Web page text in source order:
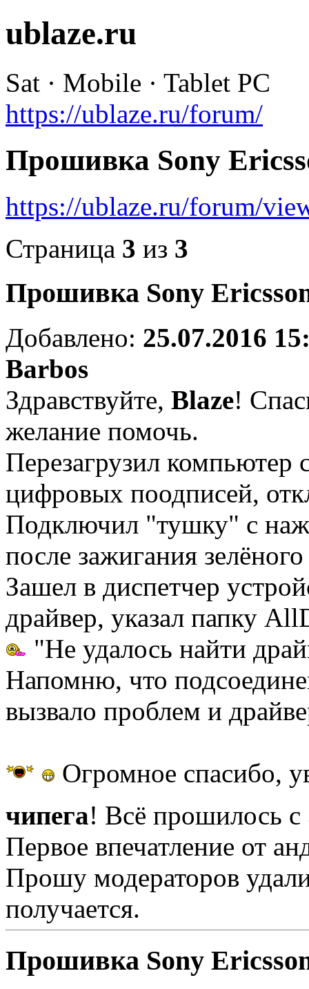
ublaze.ru
Sat · Mobile · Tablet PC
https://ublaze.ru/forum/
Прошивка Sony
https://ublaze.ru/forum/
Страница 3 из 3
Прошивка Sony
Добавлено: 25.07.2016
Barbos
Здравствуйте, Blaze!
желание помочь.
Перезагрузил компьютер
цифровых поодписей,
Подключил "тушку" с
после зажигания
Зашел в диспетчер
драйвер, указал папку
"Не удалось найти
Напомню, что
вызвало проблем и
Огромное спасибо,
чипега! Всё прошилось
Первое впечатление от
Прошу модераторов
получается.
Прошивка Sony